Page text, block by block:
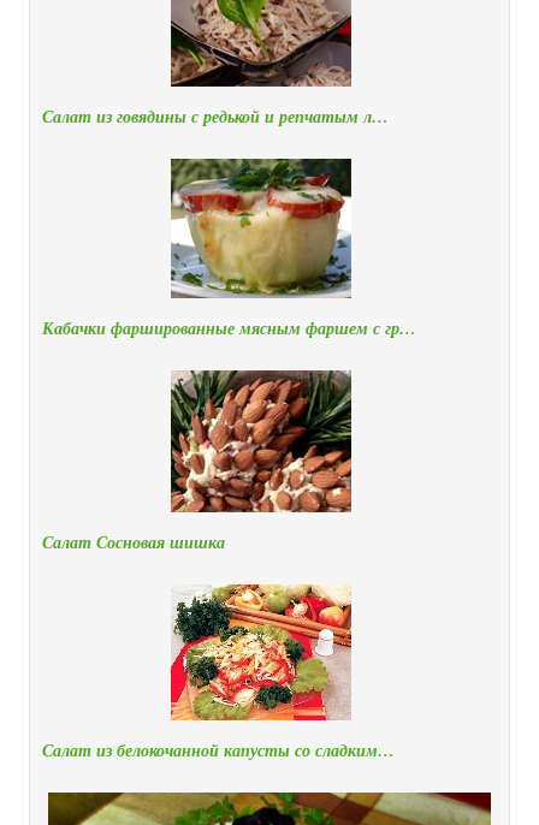
Салат из говядины с редькой и репчатым л…
Кабачки фаршированные мясным фаршем с гр…
Салат Сосновая шишка
Салат из белокочанной капусты со сладким…